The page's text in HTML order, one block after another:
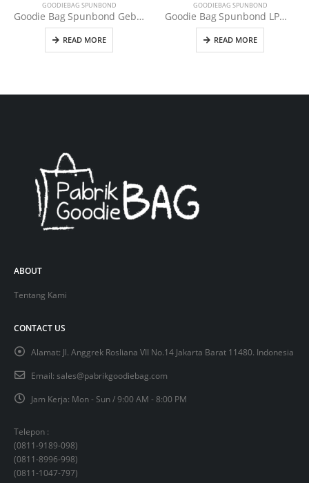
GOODIEBAG SPUNBOND
Goodie Bag Spunbond Gebyar Muharram
READ MORE
GOODIEBAG SPUNBOND
Goodie Bag Spunbond LPMAK Hitam
READ MORE
ABOUT
Tentang Kami
CONTACT US
Alamat: Jl. Anggrek Rosliana VII No.14 Jakarta Barat 11480. Indonesia
Email: sales@pabrikgoodiebag.com
Jam Kerja: Mon - Sun / 9:00 AM - 8:00 PM
Telepon :
(0811-9189-098)
(0811-8996-998)
(0811-1047-797)